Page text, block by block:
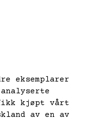
eksemplarer
fikk kjøpt vårt
av en av